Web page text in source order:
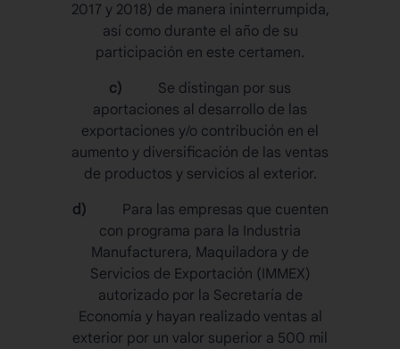
2017 y 2018) de manera ininterrumpida,
así como durante el año de su
participación en este certamen.
c) Se distingan por sus
aportaciones al desarrollo de las
exportaciones y/o contribución en el
aumento y diversificación de las ventas
de productos y servicios al exterior.
d) Para las empresas que cuenten
con programa para la Industria
Manufacturera, Maquiladora y de
Servicios de Exportación (IMMEX)
autorizado por la Secretaría de
Economía y hayan realizado ventas al
exterior por un valor superior a 500 mil